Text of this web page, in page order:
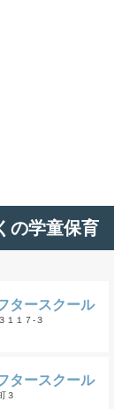
の学童保育
タースクール
１１７-３
タースクール
３